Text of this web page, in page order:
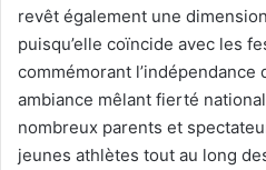
revêt également une
puisqu’elle coïncide avec les
commémorant l’indépendance
ambiance mêlant fierté
nombreux parents et
jeunes athlètes tout au long